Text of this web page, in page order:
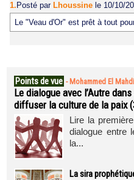
1. Posté par Lhoussine le 10/10/
Le "Veau d'Or" est prêt à tout
Points de vue - Mohammed El
Le dialogue avec l’Autre
diffuser la culture de la paix
Lire la
dialogue entre
la...
La sira